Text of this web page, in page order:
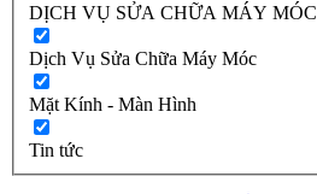
DỊCH VỤ SỬA CHỮA MÁY MÓC
Dịch Vụ Sửa Chữa Máy Móc
Mặt Kính - Màn Hình
Tin tức